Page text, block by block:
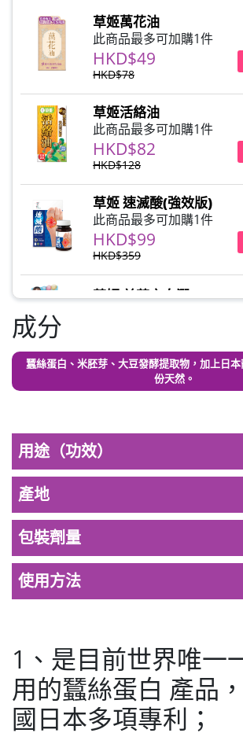
草姬萬花油
此商品最多可加購1件
HKD$49
HKD$78
草姬活絡油
此商品最多可加購1件
HKD$82
HKD$128
草姬 速滅酸(強效版)
此商品最多可加購1件
HKD$99
HKD$359
草姬 益菌之白潤
草姬 調經緊緻寶(27年2
此商品最多可加購1件
此商品最多可加購1件
HKD$449
理膚泉 無香大哥大防曬
Round Lab 白樺樹水份
(到期日2027年2月)
此商品最多可加購1件
HKD$85
成分
蠶絲蛋白、米胚芽、大豆發酵提取物，加上日
份天然。
用途（功效）
產地
包裝劑量
使用方法
1、是目前世界唯一
用的蠶絲蛋白 產品
國日本多項專利；